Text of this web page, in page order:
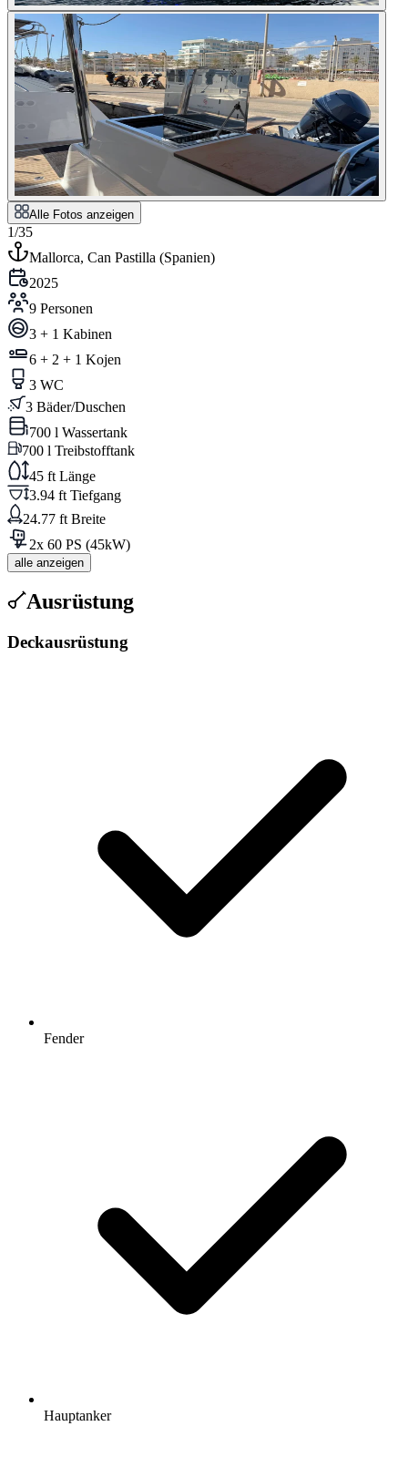
Alle Fotos anzeigen
1/35
Mallorca, Can Pastilla (Spanien)
2025
9 Personen
3 + 1 Kabinen
6 + 2 + 1 Kojen
3 WC
3 Bäder/Duschen
700 l Wassertank
700 l Treibstofftank
45 ft Länge
3.94 ft Tiefgang
24.77 ft Breite
2x 60 PS (45kW)
alle anzeigen
Ausrüstung
Deckausrüstung
Fender
Hauptanker